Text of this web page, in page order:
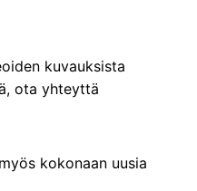
kuvauksista
ota yhteyttä
kokonaan uusia